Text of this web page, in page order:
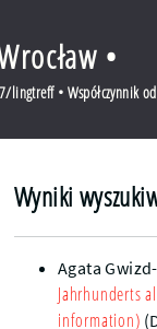
•
• Współczynnik
Wyniki
Agata
Jahrhunderts
information)